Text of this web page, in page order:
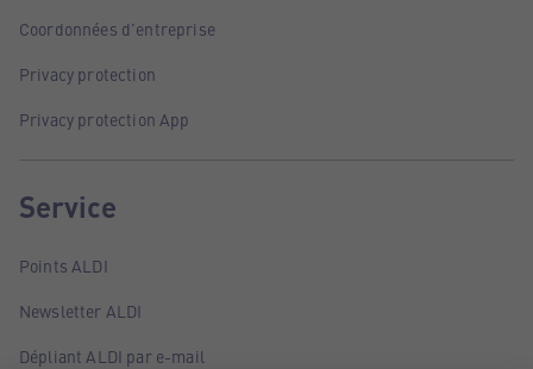
Coordonnées d'entreprise
Privacy protection
Privacy protection App
Service
Points ALDI
Newsletter ALDI
Dépliant ALDI par e-mail